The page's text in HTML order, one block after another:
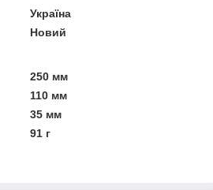
Україна
Новий
250 мм
110 мм
35 мм
91 г